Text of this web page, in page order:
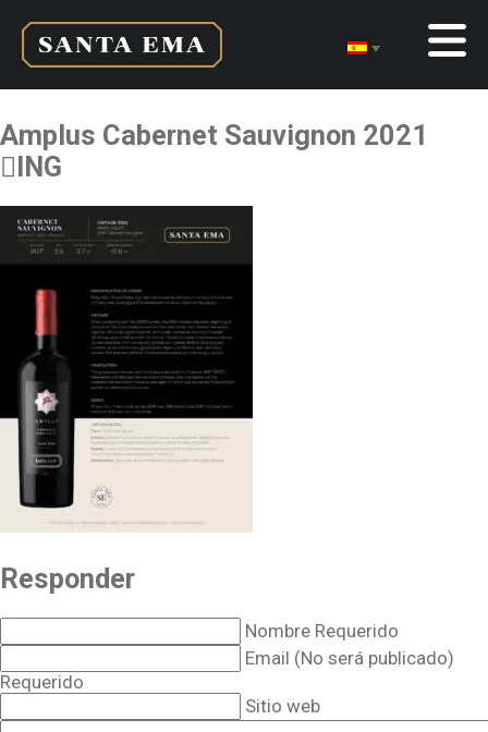
Amplus Cabernet Sauvignon 2021
ING
Responder
Nombre Requerido
Email (No será publicado)
Requerido
Sitio web